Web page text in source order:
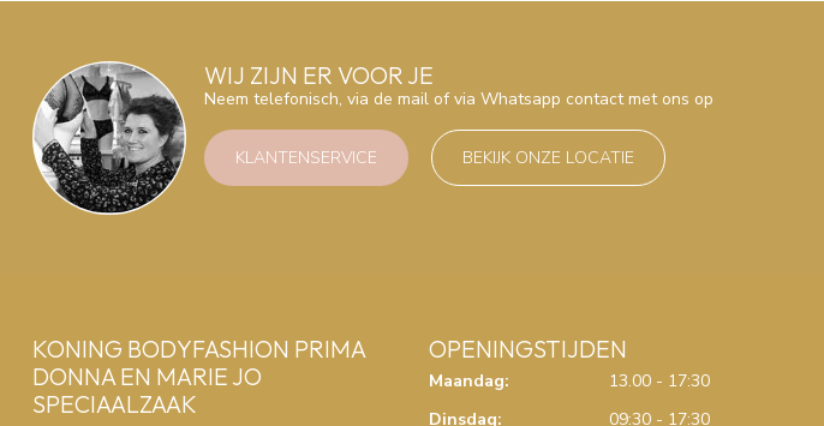
WIJ ZIJN ER VOOR JE
Neem telefonisch, via de mail of via Whatsapp contact met ons op
KLANTENSERVICE BEKIJK ONZE LOCATIE
KONING BODYFASHION PRIMA
DONNA EN MARIE JO
SPECIAALZAAK
OPENINGSTIJDEN
Maandag:
13.00 - 17:30
Dinsdag:
09:30 - 17:30